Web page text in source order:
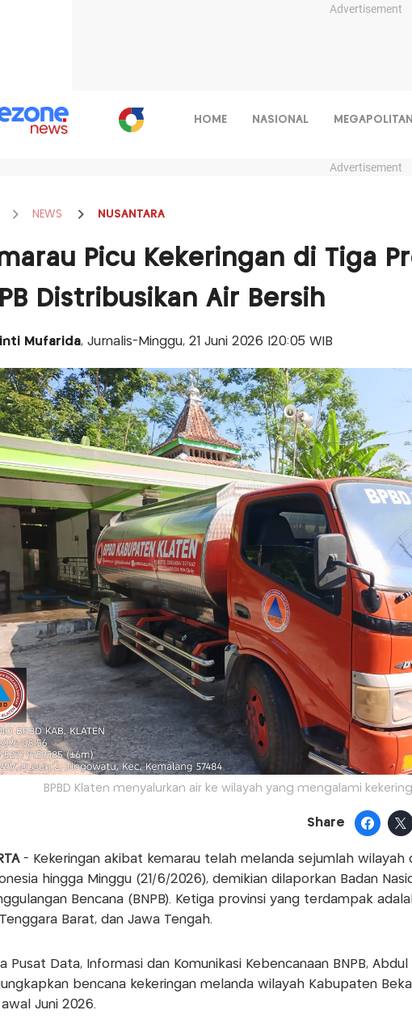
Advertisement
HOME NASIONAL MEGAPOLITAN
Advertisement
NEWS NUSANTARA
Picu Kekeringan di Tiga
Distribusikan Air Bersih
Mufarida, Jurnalis-Minggu, 21 Juni 2026 |20:05 WIB
BPBD Klaten menyalurkan air ke wilayah yang mengalami
Share
- Kekeringan akibat kemarau telah melanda sejumlah wilayah
hingga Minggu (21/6/2026), demikian dilaporkan Badan
Bencana (BNPB). Ketiga provinsi yang terdampak
Barat, dan Jawa Tengah.
Pusat Data, Informasi dan Komunikasi Kebencanaan BNPB, Abdul
bencana kekeringan melanda wilayah Kabupaten
Juni 2026.